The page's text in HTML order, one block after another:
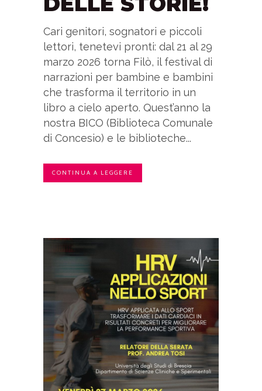
Cari genitori, sognatori e piccoli
lettori, tenetevi pronti: dal 21 al 29
marzo 2026 torna Filò, il festival di
narrazioni per bambine e bambini
che trasforma il territorio in un
libro a cielo aperto. Quest’anno la
nostra BICO (Biblioteca Comunale
di Concesio) e le biblioteche...
CONTINUA A LEGGERE